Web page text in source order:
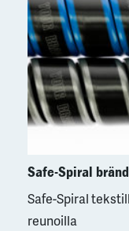
Safe-Spiral
Safe-Spiral
reunoilla